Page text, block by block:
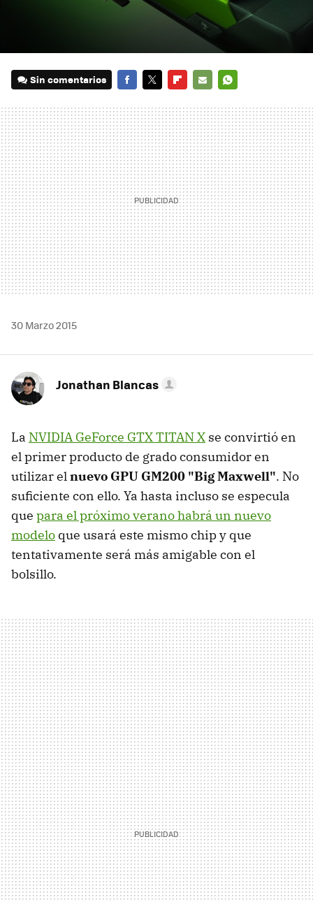
Sin comentarios
MAIL
30 Marzo 2015
Jonathan Blancas
La NVIDIA GeForce GTX TITAN X se convirtió en
el primer producto de grado consumidor en
utilizar el nuevo GPU GM200 "Big Maxwell". No
suficiente con ello. Ya hasta incluso se especula
que para el próximo verano habrá un nuevo
modelo que usará este mismo chip y que
tentativamente será más amigable con el
bolsillo.